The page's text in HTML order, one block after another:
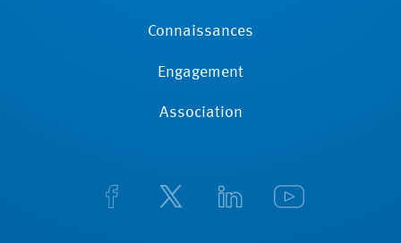
Connaissances
Engagement
Association